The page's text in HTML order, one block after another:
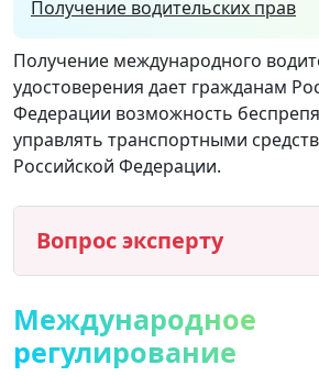
Получение водительских прав
Получение международного
удостоверения дает гражданам
Федерации возможность
управлять транспортными
Российской Федерации.
Вопрос эксперту
Международное
регулирование